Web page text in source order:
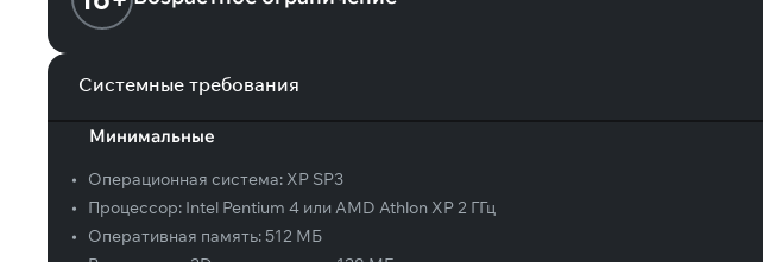
Системные требования
Минимальные
• Операционная система: XP SP3
•
Процессор: Intel Pentium 4 или AMD Athlon ХР 2 ГГц
•
Оперативная память: 512 МБ